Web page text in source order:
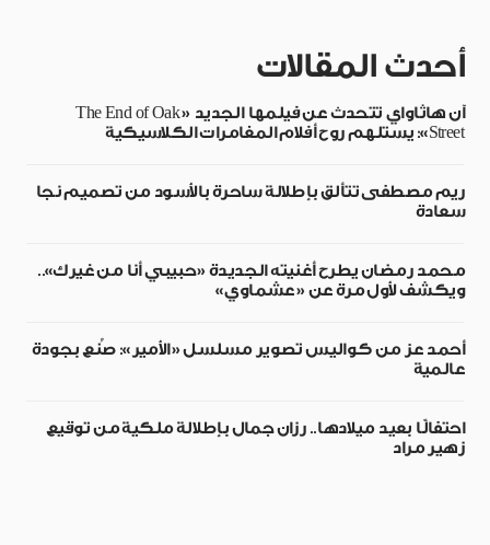
أحدث المقالات
آن هاثاواي تتحدث عن فيلمها الجديد «The End of Oak
Street»: يستلهم روح أفلام المغامرات الكلاسيكية
ريم مصطفى تتألق بإطلالة ساحرة بالأسود من تصميم نجا
سعادة
محمد رمضان يطرح أغنيته الجديدة «حبيبي أنا من غيرك»..
ويكشف لأول مرة عن «عشماوي»
أحمد عز من كواليس تصوير مسلسل «الأمير»: صُنع بجودة
عالمية
احتفالًا بعيد ميلادها.. رزان جمال بإطلالة ملكية من توقيع
زهير مراد